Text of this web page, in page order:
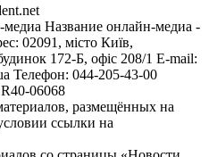
Название онлайн-медиа -
02091, місто Київ,
172-Б, офіс 208/1 E-mail:
Телефон: 044-205-43-00
06068
размещённых на
ссылки на